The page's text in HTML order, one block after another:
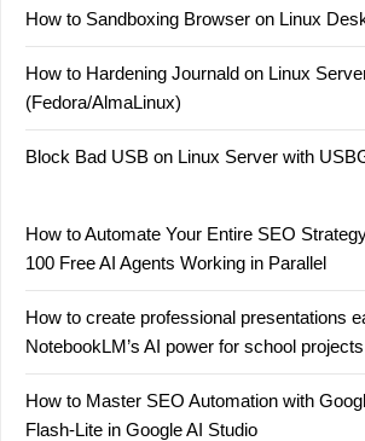
How to Sandboxing Browser on Linux
How to Hardening Journald on Linux
(Fedora/AlmaLinux)
Block Bad USB on Linux Server with
How to Automate Your Entire SEO
100 Free AI Agents Working in Parallel
How to create professional presentations
NotebookLM’s AI power for school
How to Master SEO Automation with
Flash-Lite in Google AI Studio